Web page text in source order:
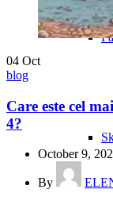
04 Oct
blog
Care este cel
4?
October 9,
By